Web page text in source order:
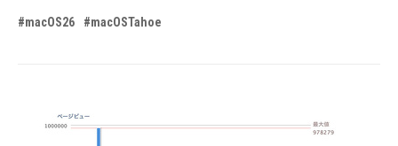
#macOS26 #macOSTahoe